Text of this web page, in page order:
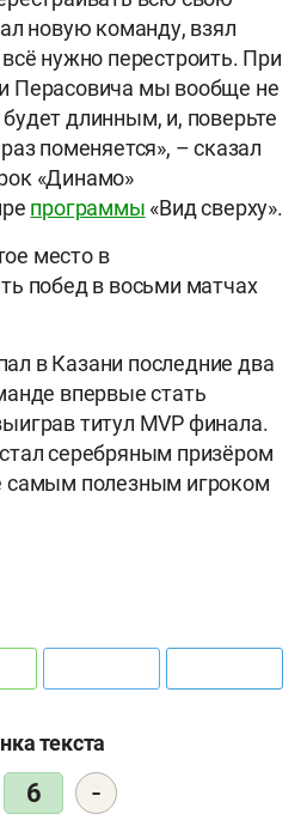
новую команду, взял
нужно перестроить. При
Перасовича мы вообще не
длинным, и, поверьте
поменяется», – сказал
«Динамо»
программы «Вид сверху».
место в
побед в восьми матчах
в Казани последние два
впервые стать
титул MVP финала.
серебряным призёром
самым полезным игроком
текста
6 -